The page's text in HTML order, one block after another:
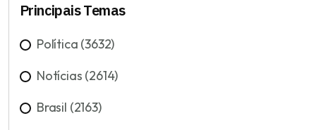
Principais Temas
Política (3632)
Notícias (2614)
Brasil (2163)